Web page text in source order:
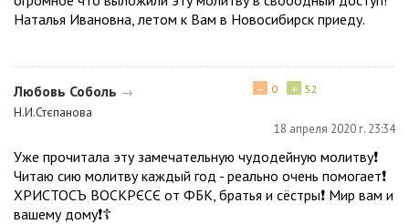
Наталья Ивановна, летом к Вам в Новосибирск приеду.
Любовь Соболь →
Н.И.Стєпанова
+ 52
− 0
18 апреля 2020 г. 23:34
Уже прочитала эту замечательную чудодейную молитву❗
Читаю сию молитву каждый год - реально очень помогает❗
ХРИСТОСЪ ВОСКРЄСЄ от ФБК, братья и сёстры❗ Мир вам и
вашему дому❗☦️